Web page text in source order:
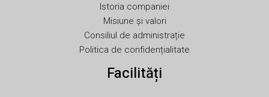
Istoria companiei
Misiune și valori
Consiliul de administrație
Politica de confidențialitate
Facilități